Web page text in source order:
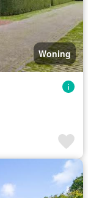
Woning